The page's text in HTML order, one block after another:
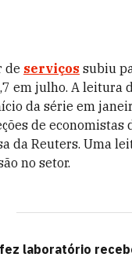
de serviços subiu
em julho. A leitura
da série em
de economistas
da Reuters. Uma
no setor.
laboratório